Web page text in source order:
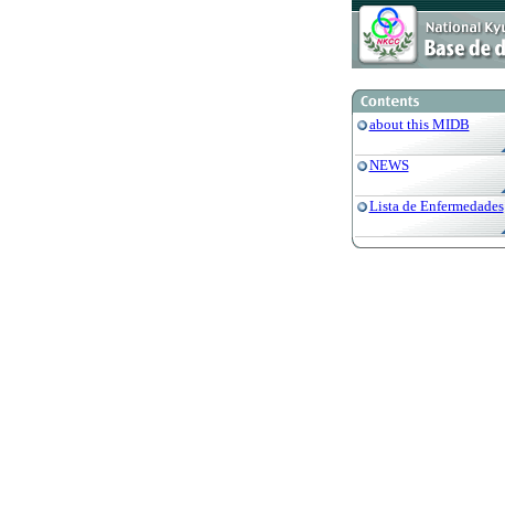
about this MIDB
NEWS
Lista de Enfermedades